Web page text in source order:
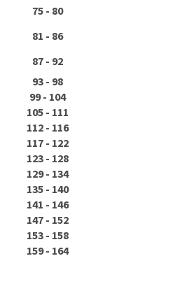
75 - 80
81 - 86
87 - 92
93 - 98
99 - 104
105 - 111
112 - 116
117 - 122
123 - 128
129 - 134
135 - 140
141 - 146
147 - 152
153 - 158
159 - 164